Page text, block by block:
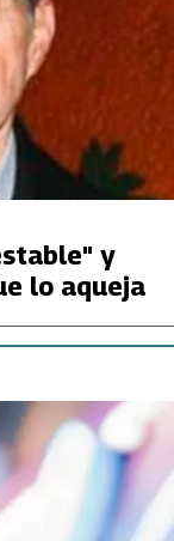
y
lo aqueja